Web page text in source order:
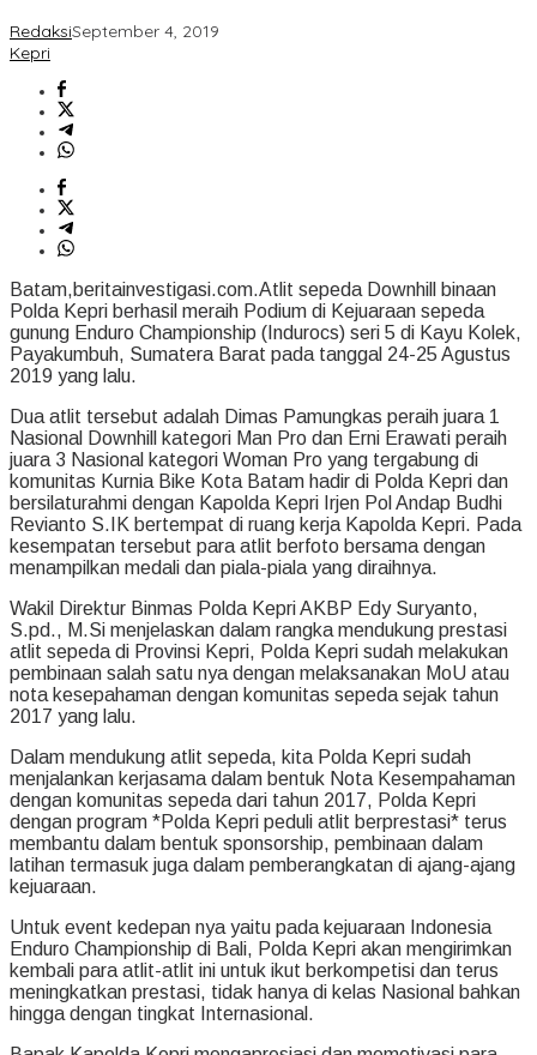
RedaksiSeptember 4, 2019
Kepri
Batam,beritainvestigasi.com.Atlit sepeda Downhill binaan
Polda Kepri berhasil meraih Podium di Kejuaraan sepeda
gunung Enduro Championship (Indurocs) seri 5 di Kayu Kolek,
Payakumbuh, Sumatera Barat pada tanggal 24-25 Agustus
2019 yang lalu.
Dua atlit tersebut adalah Dimas Pamungkas peraih juara 1
Nasional Downhill kategori Man Pro dan Erni Erawati peraih
juara 3 Nasional kategori Woman Pro yang tergabung di
komunitas Kurnia Bike Kota Batam hadir di Polda Kepri dan
bersilaturahmi dengan Kapolda Kepri Irjen Pol Andap Budhi
Revianto S.IK bertempat di ruang kerja Kapolda Kepri. Pada
kesempatan tersebut para atlit berfoto bersama dengan
menampilkan medali dan piala-piala yang diraihnya.
Wakil Direktur Binmas Polda Kepri AKBP Edy Suryanto,
S.pd., M.Si menjelaskan dalam rangka mendukung prestasi
atlit sepeda di Provinsi Kepri, Polda Kepri sudah melakukan
pembinaan salah satu nya dengan melaksanakan MoU atau
nota kesepahaman dengan komunitas sepeda sejak tahun
2017 yang lalu.
Dalam mendukung atlit sepeda, kita Polda Kepri sudah
menjalankan kerjasama dalam bentuk Nota Kesempahaman
dengan komunitas sepeda dari tahun 2017, Polda Kepri
dengan program *Polda Kepri peduli atlit berprestasi* terus
membantu dalam bentuk sponsorship, pembinaan dalam
latihan termasuk juga dalam pemberangkatan di ajang-ajang
kejuaraan.
Untuk event kedepan nya yaitu pada kejuaraan Indonesia
Enduro Championship di Bali, Polda Kepri akan mengirimkan
kembali para atlit-atlit ini untuk ikut berkompetisi dan terus
meningkatkan prestasi, tidak hanya di kelas Nasional bahkan
hingga dengan tingkat Internasional.